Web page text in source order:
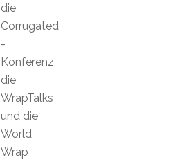
die
Corrugated
-
Konferenz,
die
WrapTalks
und die
World
Wrap